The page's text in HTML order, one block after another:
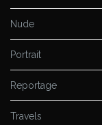
Nude
Portrait
Reportage
Travels